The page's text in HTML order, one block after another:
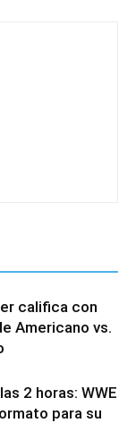
califica con
Americano vs.
2 horas: WWE
para su